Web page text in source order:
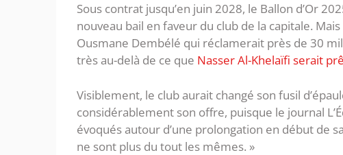
Sous contrat jusqu’en juin 2028, le Ballon d’Or
nouveau bail en faveur du club de la capitale.
Ousmane Dembélé qui réclamerait près de 30
très au-delà de ce que Nasser Al-Khelaïfi serait
Visiblement, le club aurait changé son fusil
considérablement son offre, puisque le journal
évoqués autour d’une prolongation en début de
ne sont plus du tout les mêmes. »